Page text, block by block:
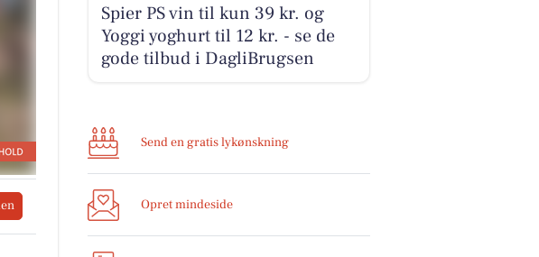
Spier PS vin til kun 39 kr. og
Yoggi yoghurt til 12 kr. - se de
gode tilbud i DagliBrugsen
Send en gratis lykønskning
Opret mindeside